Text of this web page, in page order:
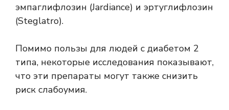
эмпаглифлозин (Jardiance) и эртуглифлозин
(Steglatro).
Помимо пользы для людей с диабетом 2
типа, некоторые исследования показывают,
что эти препараты могут также снизить
риск слабоумия.